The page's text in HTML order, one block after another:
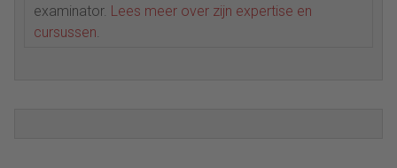
examinator. Lees meer over zijn expertise en
cursussen.